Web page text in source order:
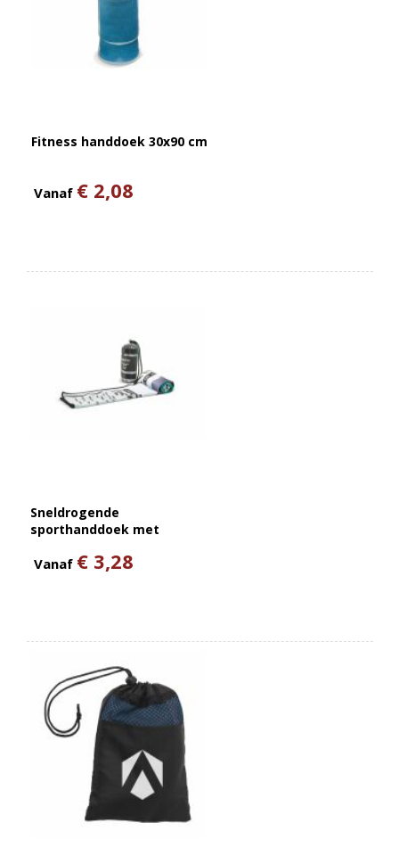
Fitness handdoek 30x90 cm
Vanaf € 2,08
Sneldrogende
sporthanddoek met
Vanaf € 3,28